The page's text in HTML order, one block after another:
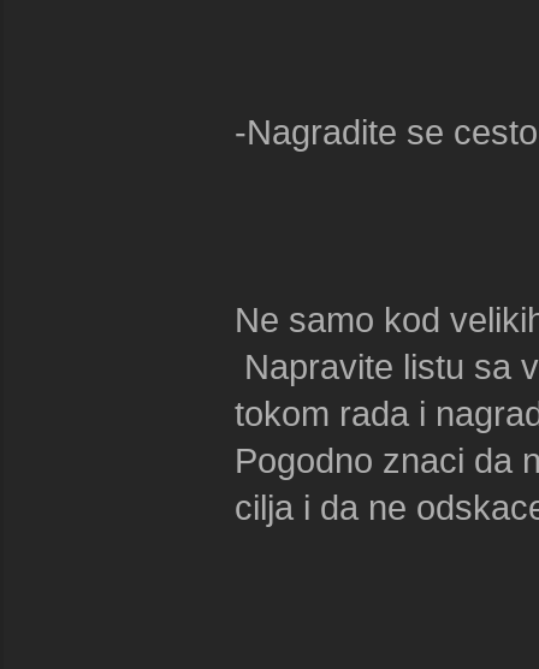
-Nagradite se
Ne samo kod
Napravite listu sa
tokom rada i
Pogodno znaci da
cilja i da ne